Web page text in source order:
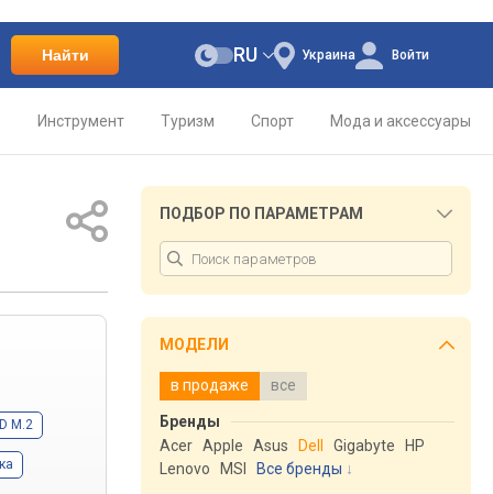
Найти Украина
RU Войти
Инструмент Туризм Спорт Мода и аксессуары
M.2
ПОДБОР ПО ПАРАМЕТРАМ
МОДЕЛИ
в продаже все
Бренды
Acer Apple Asus Dell Gigabyte
HP
Lenovo
MSI
Все бренды